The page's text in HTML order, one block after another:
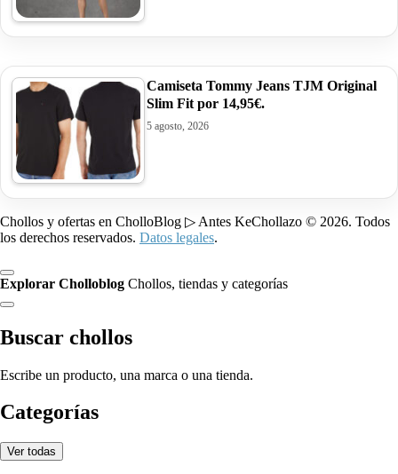
Camiseta Tommy Jeans TJM Original
Slim Fit por 14,95€.
5 agosto, 2026
Chollos y ofertas en CholloBlog ▷ Antes KeChollazo © 2026. Todos
los derechos reservados. Datos legales.
Explorar Cholloblog Chollos, tiendas y categorías
Buscar chollos
Escribe un producto, una marca o una tienda.
Categorías
Ver todas